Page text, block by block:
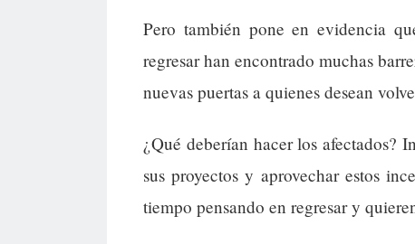
Pero también pone en evidencia
regresar han encontrado muchas
nuevas puertas a quienes desean
¿Qué deberían hacer los afectados?
sus proyectos y aprovechar estos
tiempo pensando en regresar y